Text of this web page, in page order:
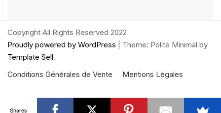
Copyright All Rights Reserved 2022
Proudly powered by WordPress
Theme: Polite Minimal by
Template Sell.
Conditions Générales de Vente
Mentions Légales
Shares